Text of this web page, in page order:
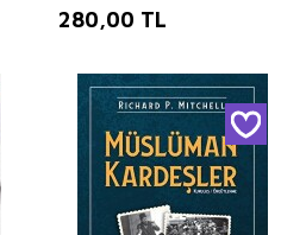
280,00 TL